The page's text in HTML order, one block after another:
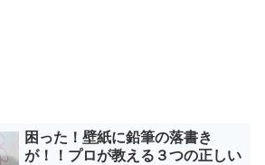
困った！壁紙に鉛筆の落書き
が！！プロが教える３つの正しい